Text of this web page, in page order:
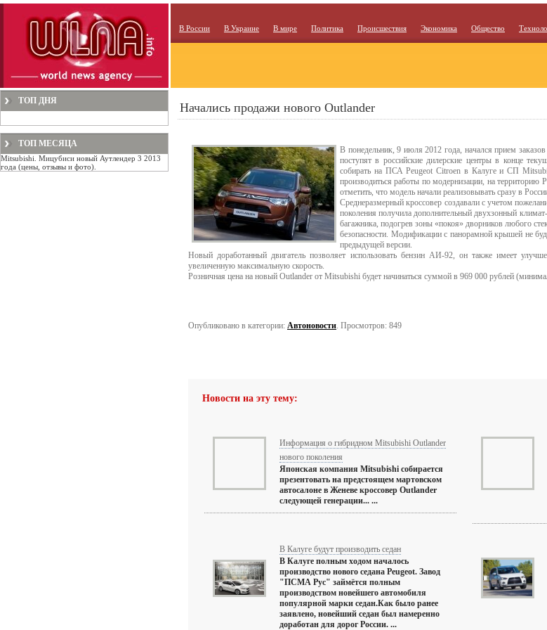
В России В Украине В мире Политика Происшествия Экономика Общество
ТОП ДНЯ
ТОП МЕСЯЦА
Mitsubishi. Мицубиси новый Аутлендер 3 2013
года (цены, отзывы и фото).
Начались продажи нового Outlander
В понедельник, 9 июля 2012 года, начался прием
поступят в российские дилерские центры в конце
собирать на ПСА Peugeot Citroen в Калуге и СП
производиться работы по модернизации, на
отметить, что модель начали реализовывать сразу в
Среднеразмерный кроссовер создавали с учетом
поколения получила дополнительный двухзонный
багажника, подогрев зоны «покоя» дворников любого
безопасности. Модификации с панорамной крышей не
предыдущей версии.
Новый доработанный двигатель позволяет использовать бензин АИ-92, он также имеет
увеличенную максимальную скорость.
Розничная цена на новый Outlander от Mitsubishi будет начинаться суммой в 969 000 рублей
Опубликовано в категории: Автоновости. Просмотров: 849
Новости на эту тему:
Информация о гибридном Mitsubishi Outlander
нового поколения
Японская компания Mitsubishi собирается
презентовать на предстоящем мартовском
автосалоне в Женеве кроссовер Outlander
следующей генерации... ...
В Калуге будут производить седан
В Калуге полным ходом началось
производство нового седана Peugeot. Завод
"ПСМА Рус" займётся полным
производством новейшего автомобиля
популярной марки седан.Как было ранее
заявлено, новейший седан был намеренно
доработан для дорог России. ...